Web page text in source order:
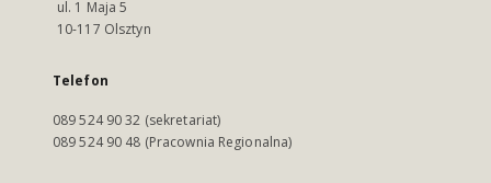
ul. 1 Maja 5
10-117 Olsztyn
Telefon
089 524 90 32 (sekretariat)
089 524 90 48 (Pracownia Regionalna)